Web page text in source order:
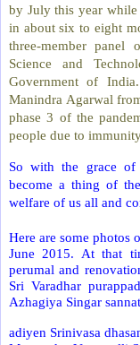
by July this year
in about six to eight
three-member
Science and
Government of India.
Manindra Agarwal
phase 3 of the
people due to
So with the grace of
become a thing of
welfare of us all and
Here are some photos
June 2015. At that
perumal and
Sri Varadhar
Azhagiya Singar
adiyen Srinivasa